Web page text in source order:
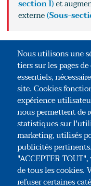
section I)et
externe(Sous-
POUR ALLER
Une confiance
d'autorégulation
Une confiance
régulation
Nous utilisons une
tiers sur les pages
essentiels,
site. Cookies
expérience
nous permettent de
statistiques sur
marketing, utilisés
publicités
"ACCEPTER
de tous les cookies.
refuser certaines